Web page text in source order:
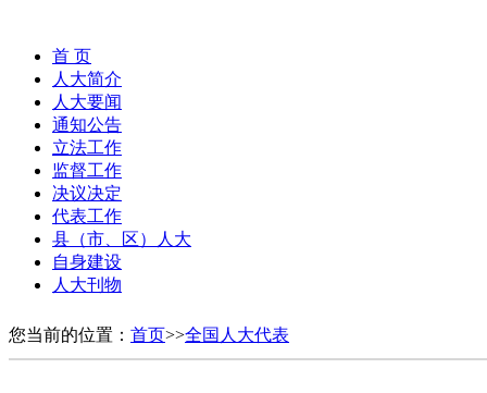
首 页
人大简介
人大要闻
通知公告
立法工作
监督工作
决议决定
代表工作
县（市、区）人大
自身建设
人大刊物
您当前的位置： 首页>>全国人大代表